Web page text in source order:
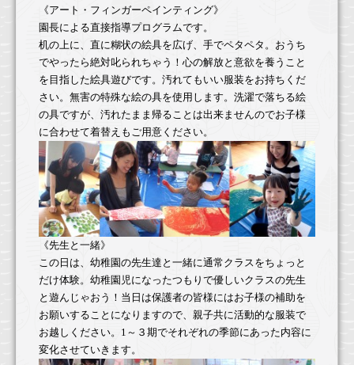
《アート・フィンガーペインティング》
園長による直接指導プログラムです。
机の上に、直に糊状の絵具を広げ、手でペタペタ。おうち
でやったら絶対叱られちゃう！心の解放と意欲を養うこと
を目指した絵具遊びです。汚れてもいい服装をお持ちくだ
さい。無害の特殊な絵の具を使用します。洗濯で落ちる絵
の具ですが、汚れたまま帰ることは出来ませんのでお子様
に合わせて着替えもご用意ください。
《先生と一緒》
この日は、幼稚園の先生達と一緒に通常クラスをちょっと
だけ体験。幼稚園児になったつもりで優しいクラスの先生
と遊んじゃおう！当日は保護者の皆様にはお子様の補助を
お願いすることになりますので、親子共に活動的な服装で
お越しください。 1 ～３期でそれぞれの季節にあった内容に
変化させていきます。